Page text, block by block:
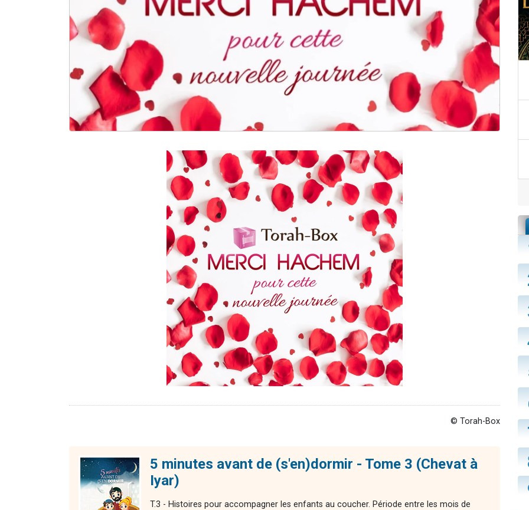
© Torah-Box
5 minutes avant de (s'en)dormir - Tome 3 (Chevat à
Iyar)
T.3 - Histoires pour accompagner les enfants au coucher. Période entre les mois de